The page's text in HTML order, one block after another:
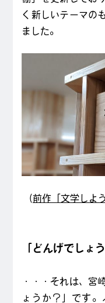
く新しいテーマの
ました。
（前作「文学しよ
「どんげでしょ
・・・それは、宮
ょうか？」です